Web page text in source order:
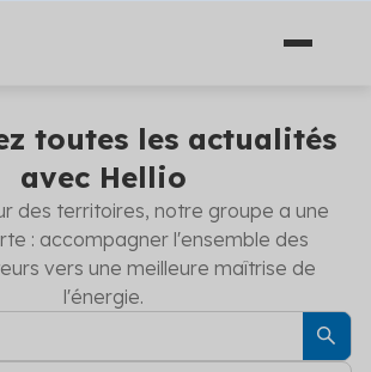
toutes les actualités
avec Hellio
des territoires, notre groupe a une
: accompagner l'ensemble des
vers une meilleure maîtrise de
l'énergie.